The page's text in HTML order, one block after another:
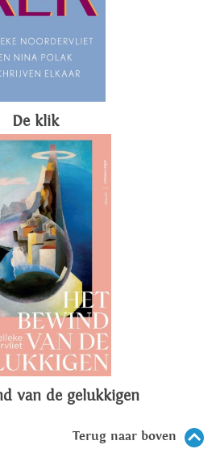
De klik
van de gelukkigen
Terug naar boven